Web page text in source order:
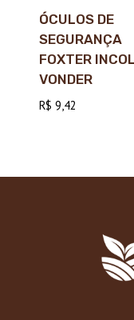
ÓCULOS DE
SEGURANÇA
FOXTER
VONDER
R$ 9,42